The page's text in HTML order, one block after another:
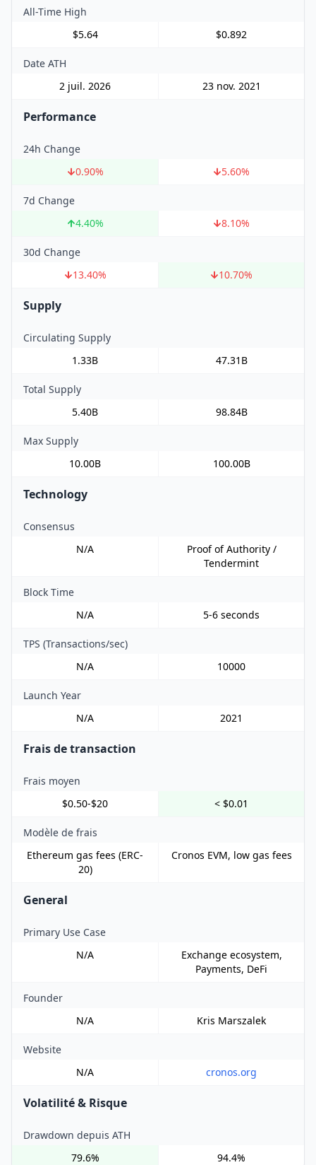
All-Time High
$5.64
$0.892
Date ATH
2 juil. 2026
23 nov. 2021
Performance
24h Change
0.90% 5.60%
7d Change
4.40% 8.10%
30d Change
13.40% 10.70%
Supply
Circulating Supply
1.33B
47.31B
Total Supply
5.40B
98.84B
Max Supply
10.00B
100.00B
Technology
Consensus
N/A
Proof of Authority /
Tendermint
Block Time
N/A
5-6 seconds
TPS (Transactions/sec)
N/A
10000
Launch Year
N/A
2021
Frais de transaction
Frais moyen
$0.50-$20
< $0.01
Modèle de frais
Ethereum gas fees (ERC-
20)
Cronos EVM, low gas fees
General
Primary Use Case
N/A
Exchange ecosystem,
Payments, DeFi
Founder
N/A
Kris Marszalek
Website
N/A
cronos.org
Volatilité & Risque
Drawdown depuis ATH
79.6%
94.4%